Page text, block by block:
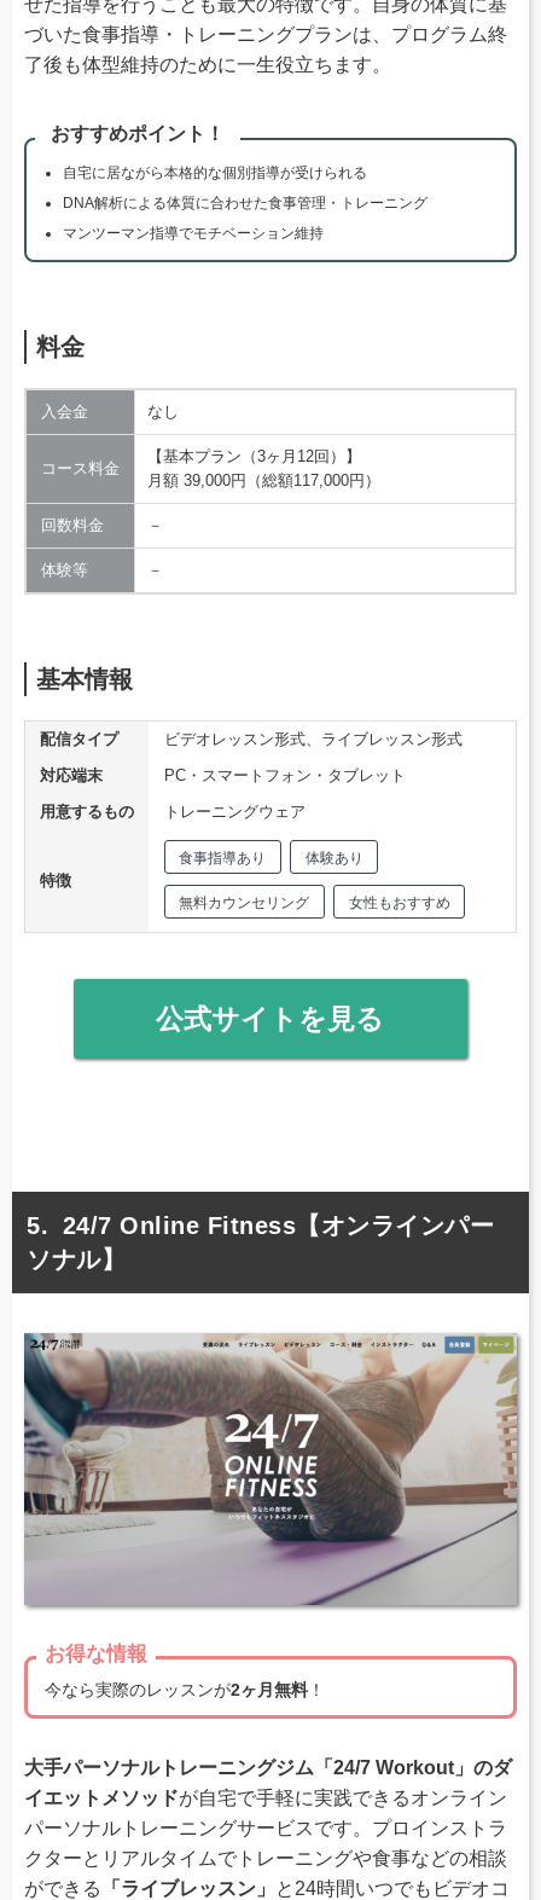
づいた食事指導・トレーニングプランは、プログラム終
了後も体型維持のために一生役立ちます。
おすすめポイント！
自宅に居ながら本格的な個別指導が受けられる
DNA解析による体質に合わせた食事管理・トレーニング
マンツーマン指導でモチベーション維持
料金
入会金 なし
コース料金
【基本プラン（3ヶ月12回）】
月額 39,000円（総額117,000円）
回数料金 －
体験等 －
基本情報
配信タイプ
ビデオレッスン形式、ライブレッスン形式
対応端末
PC・スマートフォン・タブレット
用意するもの
トレーニングウェア
特徴
食事指導あり 体験あり
無料カウンセリング 女性もおすすめ
公式サイトを見る
24/7 Online Fitness【オンラインパー
ソナル】
お得な情報
今なら実際のレッスンが2ヶ月無料 ！
大手パーソナルトレーニングジム「24/7 Workout」のダ
イエットメソッドが自宅で手軽に実践できるオンライン
パーソナルトレーニングサービスです。プロインストラ
クターとリアルタイムでトレーニングや食事などの相談
ができる
「ライブレッスン」
と24時間いつでもビデオコ